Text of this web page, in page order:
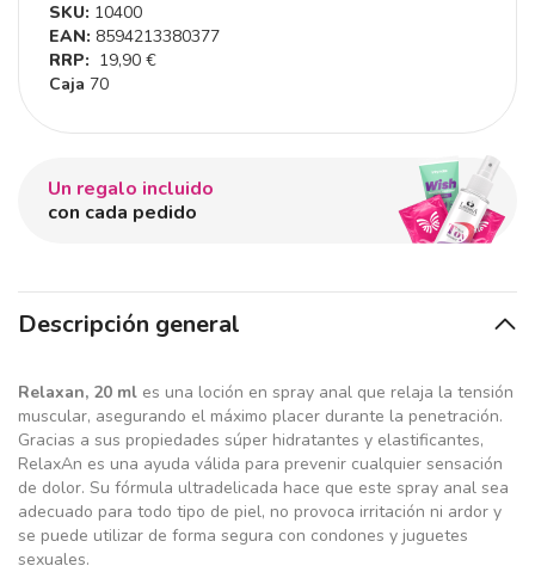
SKU: 10400
EAN: 8594213380377
RRP: 19,90 €
Caja 70
Un regalo incluido
con cada pedido
Descripción general
Relaxan, 20 ml es una loción en spray anal que relaja la tensión
muscular, asegurando el máximo placer durante la penetración.
Gracias a sus propiedades súper hidratantes y elastificantes,
RelaxAn es una ayuda válida para prevenir cualquier sensación
de dolor. Su fórmula ultradelicada hace que este spray anal sea
adecuado para todo tipo de piel, no provoca irritación ni ardor y
se puede utilizar de forma segura con condones y juguetes
sexuales.